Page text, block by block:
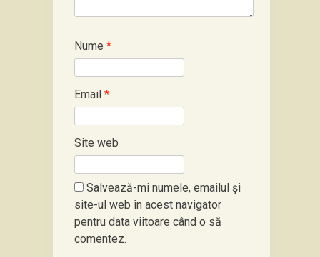
Nume *
Email *
Site web
Salvează-mi numele, emailul și
site-ul web în acest navigator
pentru data viitoare când o să
comentez.